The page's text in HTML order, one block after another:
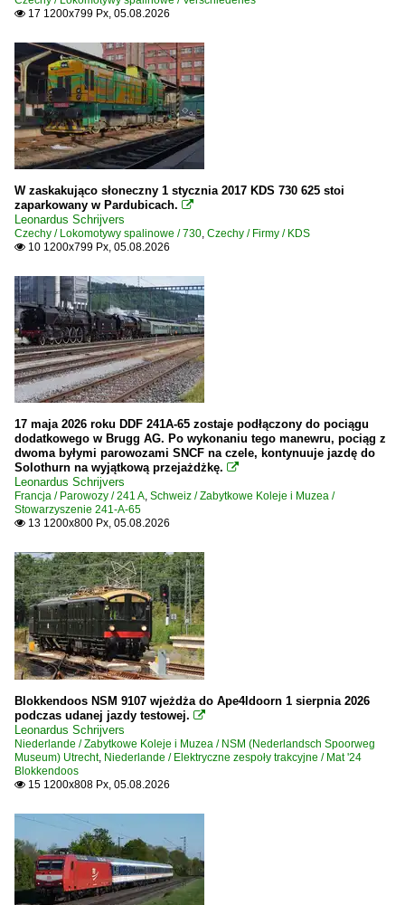
 17 1200x799 Px, 05.08.2026
W zaskakująco słoneczny 1 stycznia 2017 KDS 730 625 stoi
zaparkowany w Pardubicach. 
Leonardus Schrijvers
Czechy / Lokomotywy spalinowe / 730, Czechy / Firmy / KDS
 10 1200x799 Px, 05.08.2026
17 maja 2026 roku DDF 241A-65 zostaje podłączony do pociągu
dodatkowego w Brugg AG. Po wykonaniu tego manewru, pociąg z
dwoma byłymi parowozami SNCF na czele, kontynuuje jazdę do
Solothurn na wyjątkową przejażdżkę. 
Leonardus Schrijvers
Francja / Parowozy / 241 A, Schweiz / Zabytkowe Koleje i Muzea /
Stowarzyszenie 241-A-65
 13 1200x800 Px, 05.08.2026
Blokkendoos NSM 9107 wjeżdża do Ape4ldoorn 1 sierpnia 2026
podczas udanej jazdy testowej. 
Leonardus Schrijvers
Niederlande / Zabytkowe Koleje i Muzea / NSM (Nederlandsch Spoorweg
Museum) Utrecht, Niederlande / Elektryczne zespoły trakcyjne / Mat '24
Blokkendoos
 15 1200x808 Px, 05.08.2026